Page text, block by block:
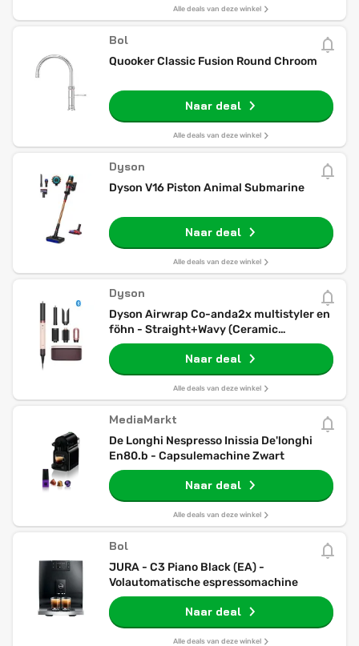
Alle deals van deze winkel
Bol
Quooker Classic Fusion Round Chroom
Naar deal
Alle deals van deze winkel
Dyson
Dyson V16 Piston Animal Submarine
Naar deal
Alle deals van deze winkel
Dyson
Dyson Airwrap Co-anda2x multistyler en
föhn - Straight+Wavy (Ceramic
Pink/Rose Gold)
Naar deal
Alle deals van deze winkel
MediaMarkt
De Longhi Nespresso Inissia De'longhi
En80.b - Capsulemachine Zwart
Naar deal
Alle deals van deze winkel
Bol
JURA - C3 Piano Black (EA) -
Volautomatische espressomachine
Naar deal
Alle deals van deze winkel